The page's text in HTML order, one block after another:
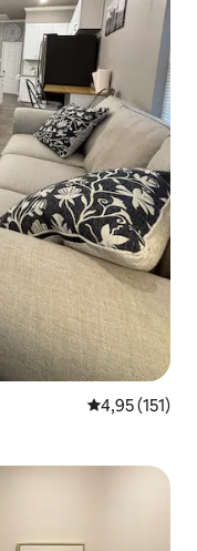
Средна
4,95 (151)